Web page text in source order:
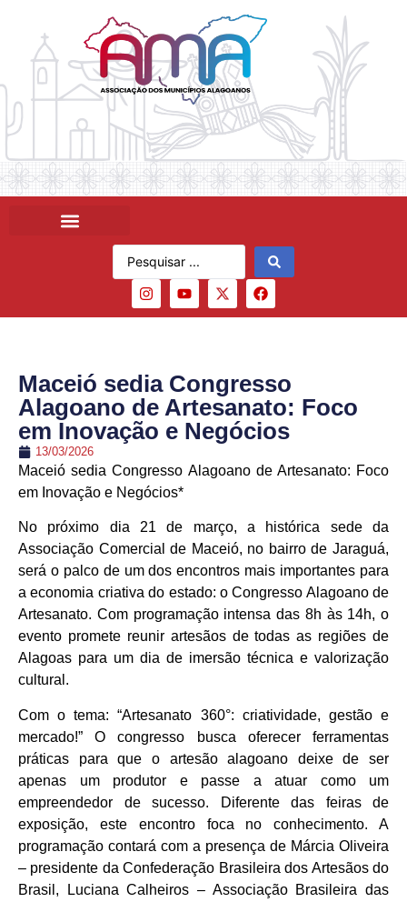
Maceió sedia Congresso
Alagoano de Artesanato: Foco
em Inovação e Negócios
13/03/2026
Maceió sedia Congresso Alagoano de Artesanato: Foco
em Inovação e Negócios*
No próximo dia 21 de março, a histórica sede da
Associação Comercial de Maceió, no bairro de Jaraguá,
será o palco de um dos encontros mais importantes para
a economia criativa do estado: o Congresso Alagoano de
Artesanato. Com programação intensa das 8h às 14h, o
evento promete reunir artesãos de todas as regiões de
Alagoas para um dia de imersão técnica e valorização
cultural.
Com o tema: “Artesanato 360°: criatividade, gestão e
mercado!” O congresso busca oferecer ferramentas
práticas para que o artesão alagoano deixe de ser
apenas um produtor e passe a atuar como um
empreendedor de sucesso. Diferente das feiras de
exposição, este encontro foca no conhecimento. A
programação contará com a presença de Márcia Oliveira
– presidente da Confederação Brasileira dos Artesãos do
Brasil, Luciana Calheiros – Associação Brasileira das